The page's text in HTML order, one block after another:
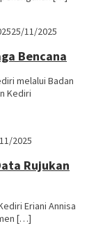
25/11/2025
Bencana
melalui Badan
Kediri
2025
Rujukan
Eriani Annisa
[…]